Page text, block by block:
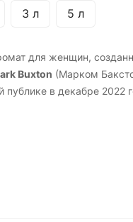
3 л 5 л
для женщин,
Buxton (Марком
публике в декабре 2022